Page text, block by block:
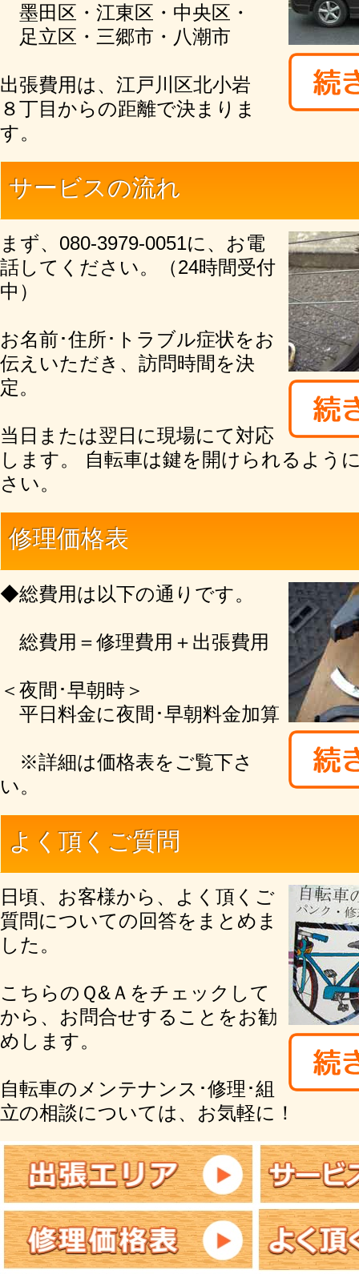
墨田区・江東区・中央区・
足立区・三郷市・八潮市
出張費用は、江戸川区北小岩
８丁目からの距離で決まりま
す。
サービスの流れ
まず、080-3979-0051に、お電
話してください。（24時間受付
中）
お名前･住所･トラブル症状をお
伝えいただき、訪問時間を決
定。
当日または翌日に現場にて対応
します。 自転車は鍵を開けられるよう
さい。
修理価格表
◆総費用は以下の通りです。
総費用＝修理費用＋出張費用
＜夜間･早朝時＞
平日料金に夜間･早朝料金加算
※詳細は価格表をご覧下さ
い。
よく頂くご質問
日頃、お客様から、よく頂くご
質問についての回答をまとめま
した。
こちらのＱ&Ａをチェックして
から、お問合せすることをお勧
めします。
自転車のメンテナンス･修理･組
立の相談については、お気軽に！